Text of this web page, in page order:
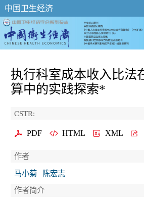
中国卫生经济
执行科室成本收入比法
算中的实践探索*
CSTR:
PDF HTML XML
作者
马小菊
陈宏志
作者简介